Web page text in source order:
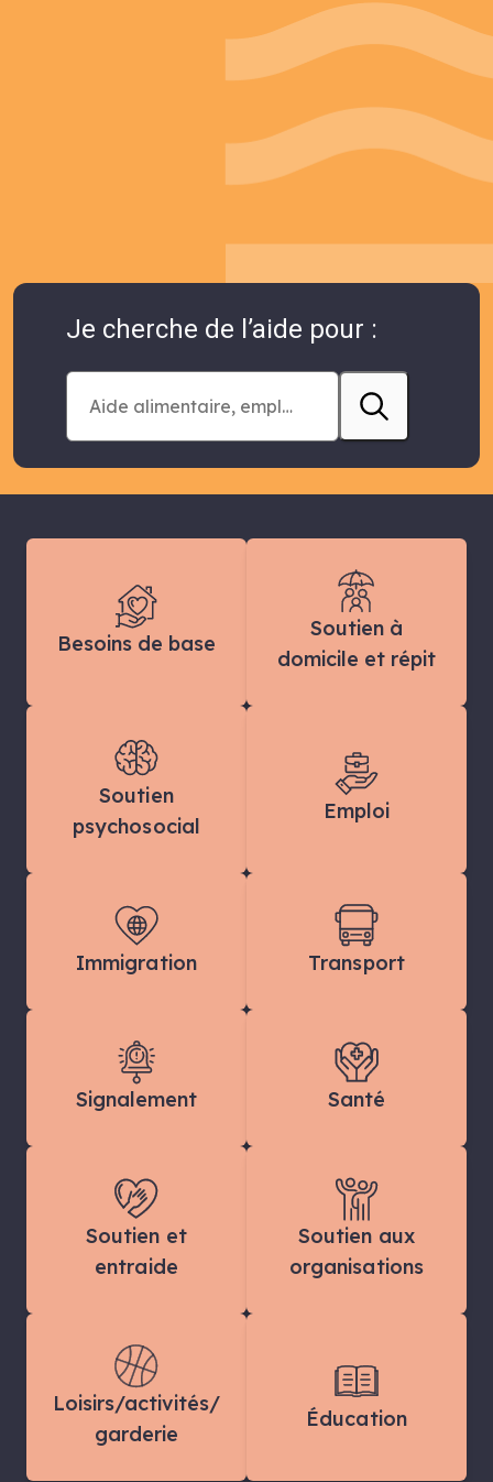
Je cherche de l’aide pour :
Besoins de base
Soutien à
domicile et répit
Soutien
psychosocial
Emploi
Immigration Transport
Signalement Santé
Soutien et
entraide
Soutien aux
organisations
Loisirs/activités/
garderie
Éducation